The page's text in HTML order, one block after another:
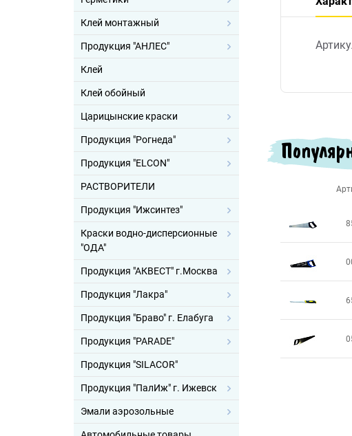
Клей монтажный
Продукция "АНЛЕС"
Клей
Клей обойный
Царицынские краски
Продукция "Рогнеда"
Продукция "ELCON"
РАСТВОРИТЕЛИ
Продукция "Ижсинтез"
Краски водно-дисперсионные
"ОДА"
Продукция "АКВЕСТ" г.Москва
Продукция "Лакра"
Продукция "Браво" г. Елабуга
Продукция "PARADE"
Продукция "SILACOR"
Продукция "ПалИж" г. Ижевск
Эмали аэрозольные